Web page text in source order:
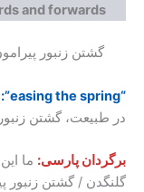
and forwards
گشتن زنبور
“easing the spring”:
در طبیعت، گشتن
برگردان پارسی:
گلنگدن / گشتن زنبور